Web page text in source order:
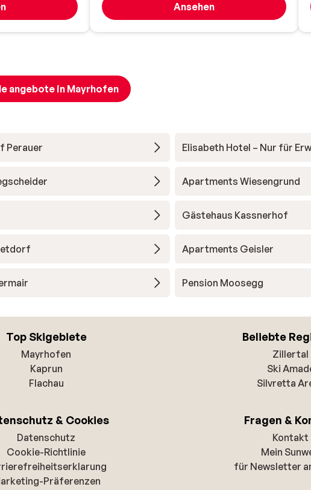
Ansehen
angebote in Mayrhofen
Perauer Elisabeth Hotel – Nur für
Apartments Wiesengrund
Gästehaus Kassnerhof
Apartments Geisler
Pension Moosegg
Top Skigebiete
Mayrhofen
Kaprun
Flachau
Beliebte
Zillertal
Ski
Silvretta
& Cookies
Datenschutz
Cookie-Richtlinie
Präferenzen
Fragen &
Kontakt
Mein
für Newsletter